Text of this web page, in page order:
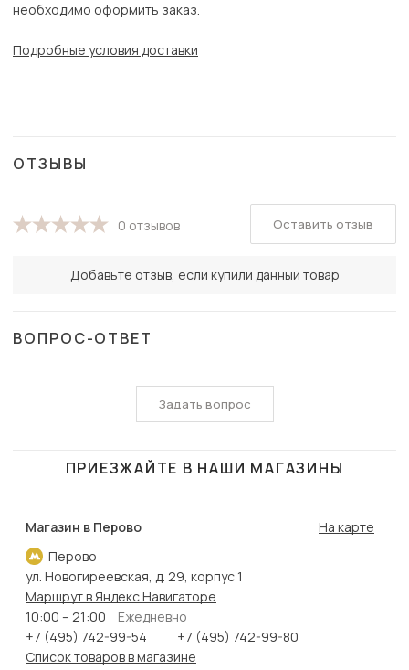
необходимо оформить заказ.
Подробные условия доставки
ОТЗЫВЫ
0 отзывов
Добавьте отзыв, если купили данный товар
Оставить отзыв
ВОПРОС-ОТВЕТ
Задать вопрос
ПРИЕЗЖАЙТЕ В НАШИ МАГАЗИНЫ
Магазин в Перово
Перово
На карте
ул. Новогиреевская, д. 29, корпус 1
Маршрут в Яндекс Навигаторе
10:00 – 21:00
Ежедневно
+7 (495) 742-99-54
+7 (495) 742-99-80
Список товаров в магазине